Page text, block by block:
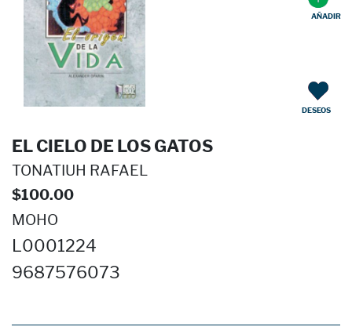
EL CIELO DE LOS GATOS
TONATIUH RAFAEL
$100.00
MOHO
L0001224
9687576073
AÑADIR
DESEOS